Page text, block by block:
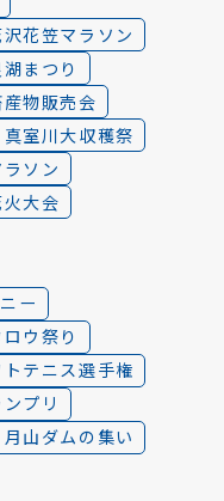
花笠マラソン
まつり
物販売会
真室川大収穫祭
ソン
大会
ー
ウ祭り
テニス選手権
プリ
月山ダムの集い